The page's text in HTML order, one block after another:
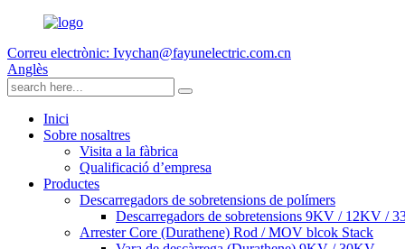
Correu electrònic: Ivychan@fayunelectric.com.cn
Anglès
Inici
Sobre nosaltres
Visita a la fàbrica
Qualificació d’empresa
Productes
Descarregadors de sobretensions de polímers
Descarregadors de sobretensions 9KV / 12KV /
Arrester Core (Durathene) Rod / MOV blcok Stack